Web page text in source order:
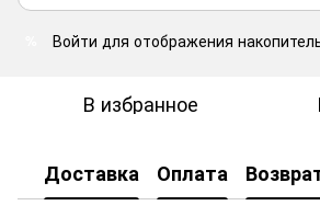
Войти для отображения
В избранное
Доставка Оплата